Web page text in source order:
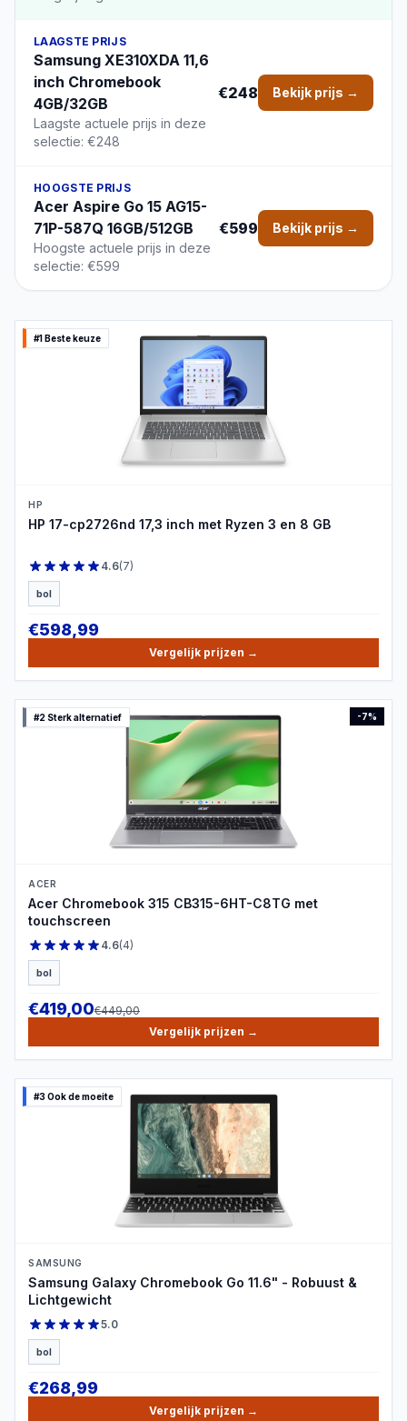
LAAGSTE PRIJS
Samsung XE310XDA 11,6
inch Chromebook
4GB/32GB
Laagste actuele prijs in deze
selectie: €248
€248 Bekijk prijs →
HOOGSTE PRIJS
Acer Aspire Go 15 AG15-
71P-587Q 16GB/512GB
Hoogste actuele prijs in deze
selectie: €599
€599 Bekijk prijs →
#1 Beste keuze
PRODUCTBEELD
HP
HP 17-cp2726nd 17,3 inch met Ryzen 3 en 8 GB
4.6(7)
bol
€598,99
Vergelijk prijzen →
#2 Sterk alternatief -7%
PRODUCTBEELD
ACER
Acer Chromebook 315 CB315-6HT-C8TG met
touchscreen
4.6(4)
bol
€419,00€449,00
Vergelijk prijzen →
#3 Ook de moeite
PRODUCTBEELD
SAMSUNG
Samsung Galaxy Chromebook Go 11.6" - Robuust &
Lichtgewicht
5.0
bol
€268,99
Vergelijk prijzen →